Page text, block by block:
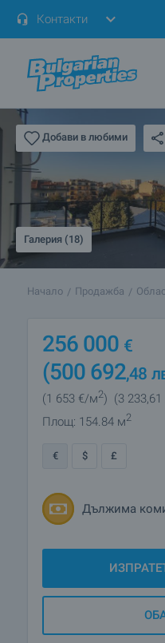
Контакти
Добави в любими
Галерия (18)
Начало Продажба
256 000 €
(500 692,48
(1 653 €/м2) (3 233,61
Площ: 154.84 м2
€ $ £
Дължима